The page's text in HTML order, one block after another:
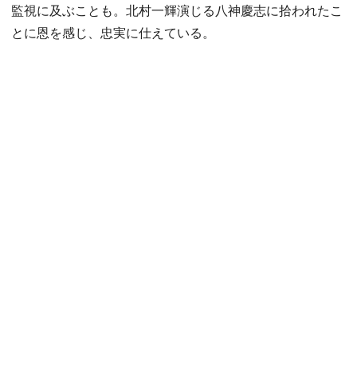
監視に及ぶことも。北村一輝演じる八神慶志に拾われたこ
とに恩を感じ、忠実に仕えている。